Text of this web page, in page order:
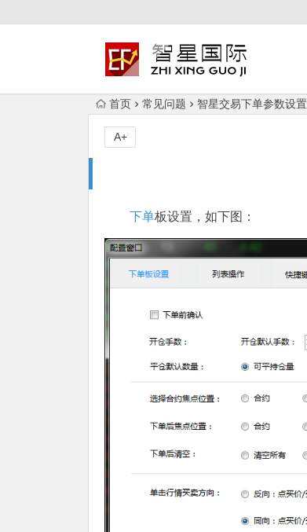
首页 常见问题 智星交易下单参数设置
A+
下单板设置，如下图：